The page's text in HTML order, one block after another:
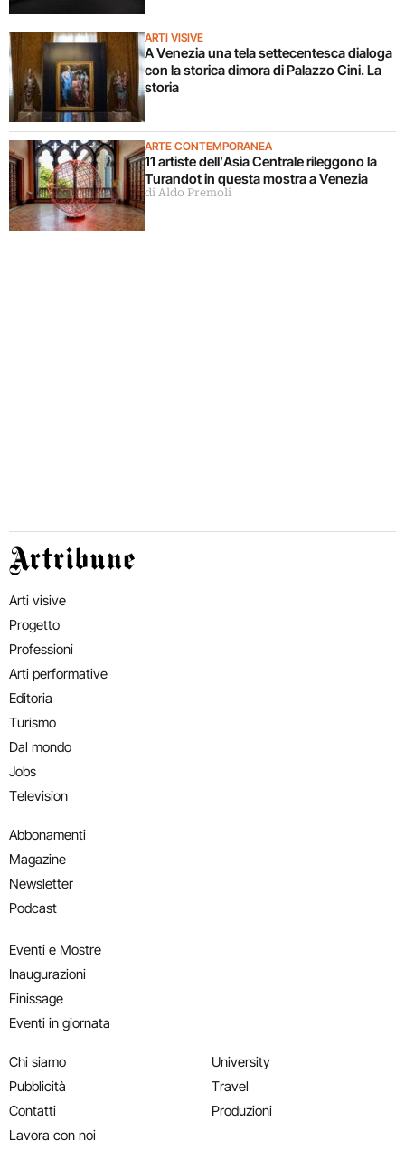
ARTI VISIVE
A Venezia una tela settecentesca dialoga
con la storica dimora di Palazzo Cini. La
storia
ARTE CONTEMPORANEA
11 artiste dell’Asia Centrale rileggono la
Turandot in questa mostra a Venezia
di Aldo Premoli
Artribune
Arti visive
Progetto
Professioni
Arti performative
Editoria
Turismo
Dal mondo
Jobs
Television
Abbonamenti
Magazine
Newsletter
Podcast
Eventi e Mostre
Inaugurazioni
Finissage
Eventi in giornata
Chi siamo
Pubblicità
Contatti
Lavora con noi
University
Travel
Produzioni